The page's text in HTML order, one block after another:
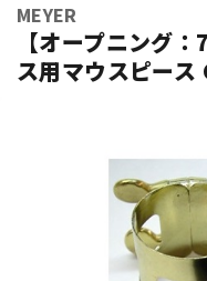
ベース
ドラム
MEYER
【オープニング
ス用マウスピース